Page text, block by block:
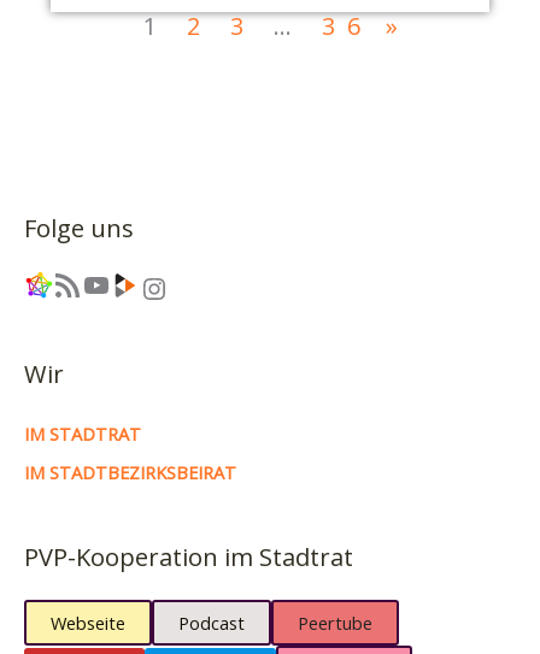
1 2 3 … 36 »
Folge uns
Link RSS-Feed YouTube Link Instagram
Wir
IM STADTRAT
IM STADTBEZIRKSBEIRAT
PVP-Kooperation im Stadtrat
Webseite Podcast
Peertube